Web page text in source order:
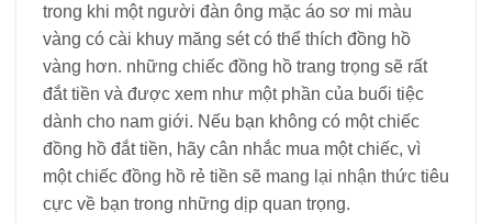
trong khi một người đàn ông mặc áo sơ mi màu
vàng có cài khuy măng sét có thể thích đồng hồ
vàng hơn. những chiếc đồng hồ trang trọng sẽ rất
đắt tiền và được xem như một phần của buổi tiệc
dành cho nam giới. Nếu bạn không có một chiếc
đồng hồ đắt tiền, hãy cân nhắc mua một chiếc, vì
một chiếc đồng hồ rẻ tiền sẽ mang lại nhận thức tiêu
cực về bạn trong những dịp quan trọng.